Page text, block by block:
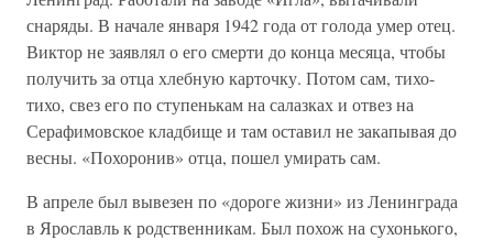
снаряды. В начале января 1942 года от голода умер отец.
Виктор не заявлял о его смерти до конца месяца, чтобы
получить за отца хлебную карточку. Потом сам, тихо-
тихо, свез его по ступенькам на салазках и отвез на
Серафимовское кладбище и там оставил не закапывая до
весны. «Похоронив» отца, пошел умирать сам.
В апреле был вывезен по «дороге жизни» из Ленинграда
в Ярославль к родственникам. Был похож на сухонького,